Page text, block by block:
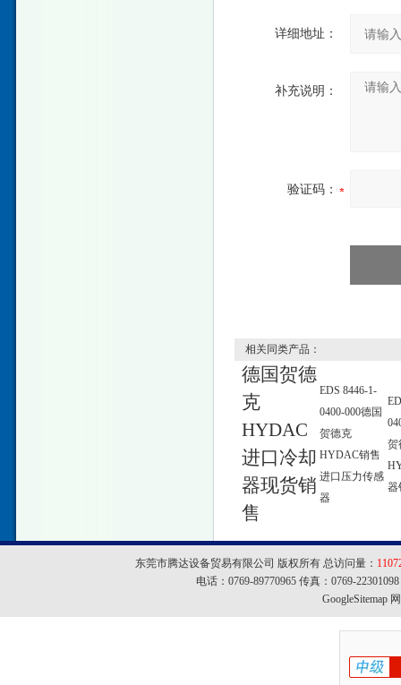
详细地址：
补充说明：
验证码：
相关同类产品：
德国贺德
克
HYDAC
进口冷却
器现货销
售
EDS 8446-1-
0400-000德国
贺德克
HYDAC销售
进口压力传感
器
贺
器
东莞市腾达设备贸易有限公司 版权所有 总访问量：
电话：0769-89770965 传真：0769-
GoogleSitemap网